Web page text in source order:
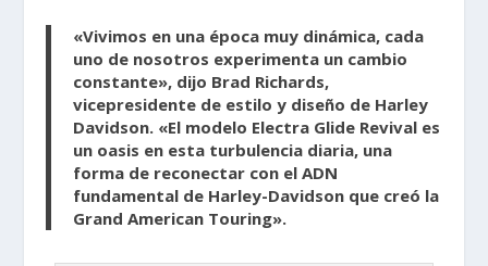
«Vivimos en una época muy dinámica, cada
uno de nosotros experimenta un cambio
constante», dijo Brad Richards,
vicepresidente de estilo y diseño de Harley
Davidson. «El modelo Electra Glide Revival es
un oasis en esta turbulencia diaria, una
forma de reconectar con el ADN
fundamental de Harley-Davidson que creó la
Grand American Touring».